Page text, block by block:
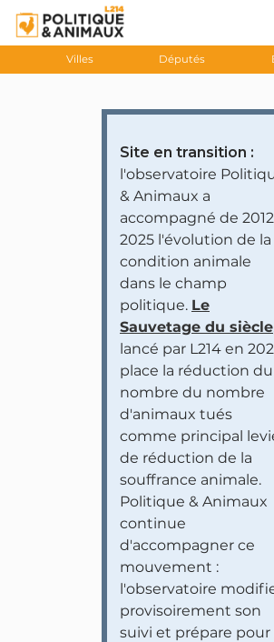
Villes Députés
Site en transition :
l'observatoire
& Animaux a
accompagné de
2025 l'évolution de la
condition animale
dans le champ
politique. Le
Sauvetage du siècle
lancé par L214 en
place la réduction du
nombre du nombre
d'animaux tués
comme principal
de réduction de la
souffrance animale.
Politique & Animaux
continue
d'accompagner ce
mouvement :
l'observatoire
provisoirement son
suivi et prépare pour